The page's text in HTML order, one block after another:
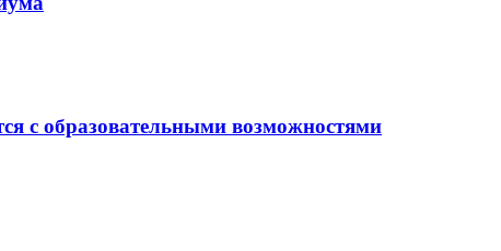
с образовательными возможностями